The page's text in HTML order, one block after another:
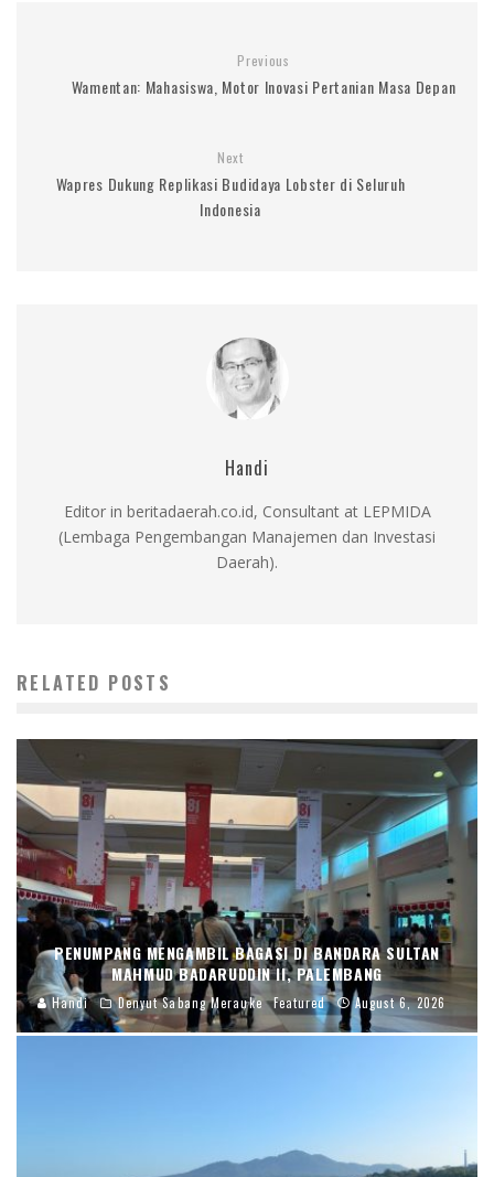
Previous
Wamentan: Mahasiswa, Motor Inovasi Pertanian Masa Depan
Next
Wapres Dukung Replikasi Budidaya Lobster di Seluruh
Indonesia
Handi
Editor in beritadaerah.co.id, Consultant at LEPMIDA
(Lembaga Pengembangan Manajemen dan Investasi
Daerah).
RELATED POSTS
PENUMPANG MENGAMBIL BAGASI DI BANDARA SULTAN
MAHMUD BADARUDDIN II, PALEMBANG
Handi Denyut Sabang Merauke Featured August 6, 2026